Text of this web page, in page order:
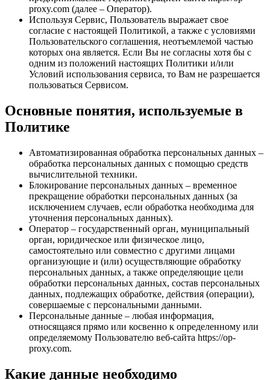
proxy.com (далее – Оператор).
Используя Сервис, Пользователь выражает свое
согласие с настоящей Политикой, а также с условиями
Пользовательского соглашения, неотъемлемой частью
которых она является. Если Вы не согласны хотя бы с
одним из положений настоящих Политики и/или
Условий использования сервиса, то Вам не разрешается
пользоваться Сервисом.
Основные понятия, используемые в
Политике
Автоматизированная обработка персональных данных –
обработка персональных данных с помощью средств
вычислительной техники.
Блокирование персональных данных – временное
прекращение обработки персональных данных (за
исключением случаев, если обработка необходима для
уточнения персональных данных).
Оператор – государственный орган, муниципальный
орган, юридическое или физическое лицо,
самостоятельно или совместно с другими лицами
организующие и (или) осуществляющие обработку
персональных данных, а также определяющие цели
обработки персональных данных, состав персональных
данных, подлежащих обработке, действия (операции),
совершаемые с персональными данными.
Персональные данные – любая информация,
относящаяся прямо или косвенно к определенному или
определяемому Пользователю веб-сайта https://op-
proxy.com.
Какие данные необходимо